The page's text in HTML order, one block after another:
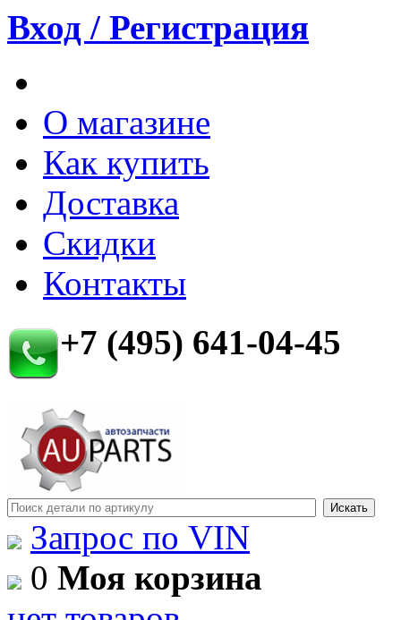
Вход / Регистрация
О магазине
Как купить
Доставка
Скидки
Контакты
+7 (495) 641-04-45
Запрос по VIN
0 Моя корзина